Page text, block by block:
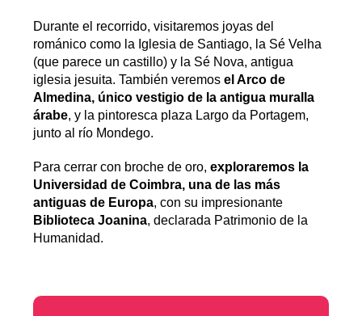
Durante el recorrido, visitaremos joyas del
románico como la Iglesia de Santiago, la Sé Velha
(que parece un castillo) y la Sé Nova, antigua
iglesia jesuita. También veremosel Arco de
Almedina, único vestigio de la antigua muralla
árabe, y la pintoresca plaza Largo da Portagem,
junto al río Mondego.
Para cerrar con broche de oro,exploraremos la
Universidad de Coimbra, una de las más
antiguas de Europa, con su impresionante
Biblioteca Joanina, declarada Patrimonio de la
Humanidad.